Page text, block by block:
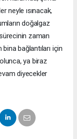
neyle ısınacak,
doğalgaz
zaman
bağlantıları için
ya biraz
diyecekler